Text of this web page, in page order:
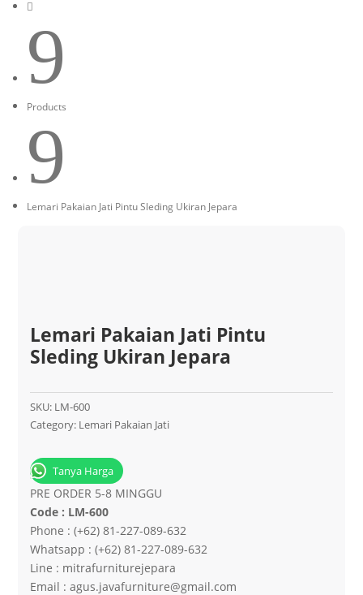

9
Products
9
Lemari Pakaian Jati Pintu Sleding Ukiran Jepara
Lemari Pakaian Jati Pintu
Sleding Ukiran Jepara
SKU: LM-600
Category: Lemari Pakaian Jati
Tanya Harga
PRE ORDER 5-8 MINGGU
Code : LM-600
Phone : (+62) 81-227-089-632
Whatsapp : (+62) 81-227-089-632
Line : mitrafurniturejepara
Email : agus.javafurniture@gmail.com